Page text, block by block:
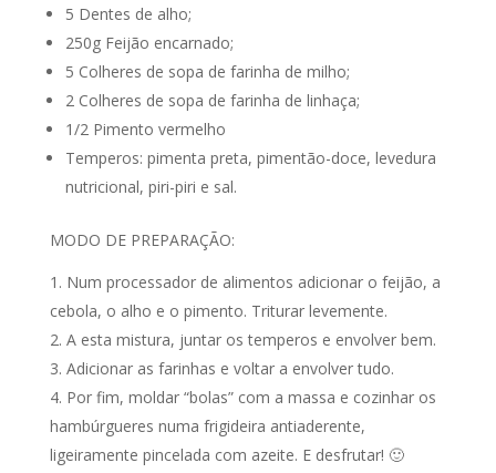
5 Dentes de alho;
250g Feijão encarnado;
5 Colheres de sopa de farinha de milho;
2 Colheres de sopa de farinha de linhaça;
1/2 Pimento vermelho
Temperos: pimenta preta, pimentão-doce, levedura
nutricional, piri-piri e sal.
MODO DE PREPARAÇÃO:
Num processador de alimentos adicionar o feijão, a
cebola, o alho e o pimento. Triturar levemente.
A esta mistura, juntar os temperos e envolver bem.
Adicionar as farinhas e voltar a envolver tudo.
Por fim, moldar “bolas” com a massa e cozinhar os
hambúrgueres numa frigideira antiaderente,
ligeiramente pincelada com azeite. E desfrutar! 🙂